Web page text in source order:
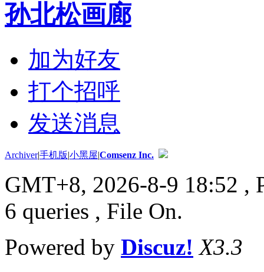
孙北松画廊
加为好友
打个招呼
发送消息
Archiver|手机版|小黑屋|Comsenz Inc.
GMT+8, 2026-8-9 18:52 ,
6 queries , File On.
Powered by Discuz! X3.3